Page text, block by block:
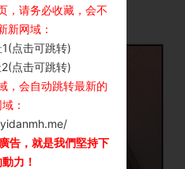
，请务必收藏，会不
新网域：
点击可跳转)
点击可跳转)
，会自动跳转最新的
：
告，就是我們堅持下
力！